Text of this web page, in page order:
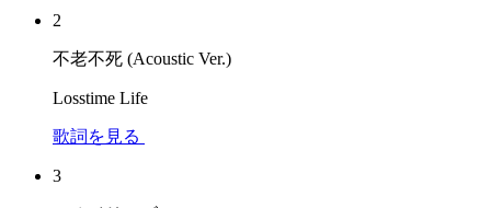
2
不老不死 (Acoustic Ver.)
Losstime Life
歌詞を見る
3